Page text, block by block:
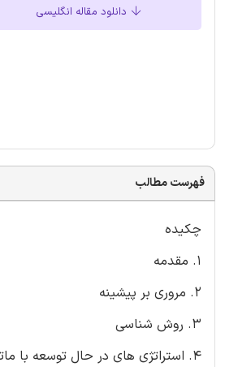
دانلود مقاله انگلیسی
فهرست مطالب
چکیده
1. مقدمه
2. مروری بر پیشینه
3. روش شناسی
4. استراتژی های در حال توسعه با ماتریس TOWS و تحلیل SWOT